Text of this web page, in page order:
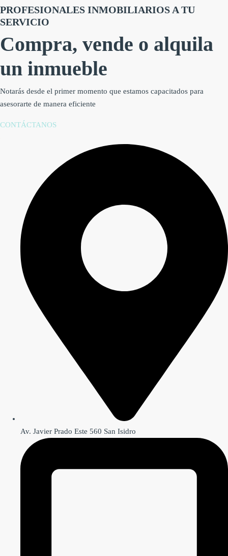
PROFESIONALES INMOBILIARIOS A TU
SERVICIO
Compra, vende o alquila
un inmueble
Notarás desde el primer momento que estamos capacitados para
asesorarte de manera eficiente
CONTÁCTANOS
Av. Javier Prado Este 560 San Isidro